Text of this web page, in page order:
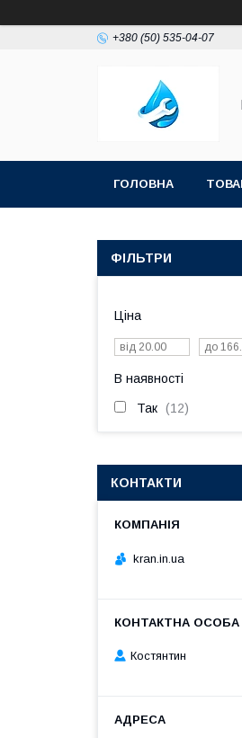
+380 (50) 535-04-07
ГОЛОВНА
ФІЛЬТРИ
Ціна
В наявності
Так 12
КОНТАКТИ
kran.in.ua
Костянтин